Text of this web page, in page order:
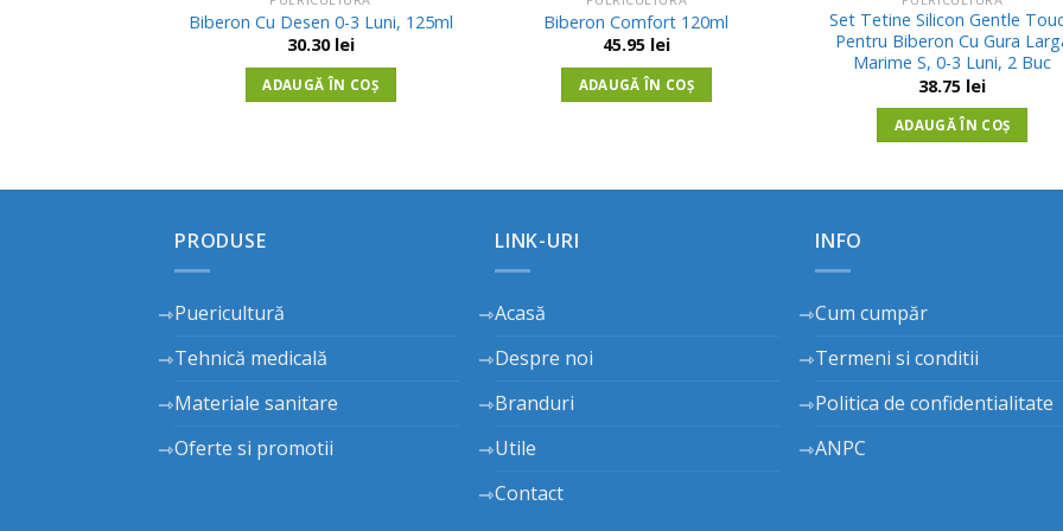
Adauga
in
Biberon Cu Desen 0-3 Luni, 125ml
30.30 lei
ADAUGĂ ÎN COȘ
Adauga
Biberon Comfort 120ml
45.95 lei
ADAUGĂ ÎN COȘ
in
Set Tetine Silicon Gentle
Pentru Biberon Cu Gura
Marime S, 0-3 Luni, 2 Buc
38.75 lei
ADAUGĂ ÎN COȘ
PRODUSE
Puericultură
Tehnică medicală
Materiale sanitare
Oferte si promotii
LINK-URI
Acasă
Despre noi
Branduri
Utile
Contact
INFO
Cum cumpăr
Termeni si conditii
Politica de confidentialitate
ANPC